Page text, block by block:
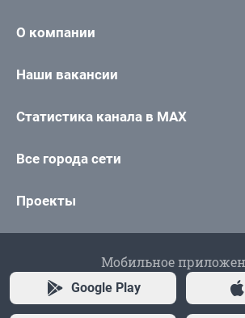
О компании
Наши вакансии
Статистика канала в MAX
Все города сети
Проекты
Мобильное
Google Play